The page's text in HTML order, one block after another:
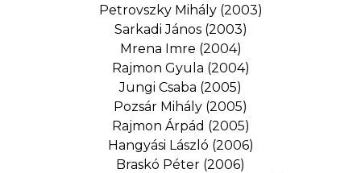
Petrovszky Mihály (2003)
Sarkadi János (2003)
Mrena Imre (2004)
Rajmon Gyula (2004)
Jungi Csaba (2005)
Pozsár Mihály (2005)
Rajmon Árpád (2005)
Hangyási László (2006)
Braskó Péter (2006)